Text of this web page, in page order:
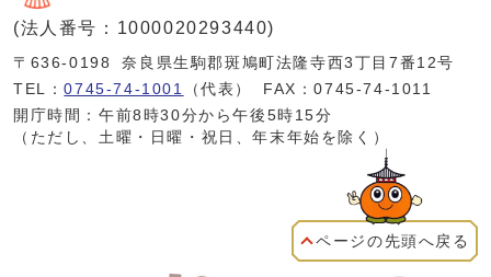
(法人番号：1000020293440)
〒636-0198
奈良県生駒郡斑鳩町法隆寺西3丁目7番12号
TEL：0745-74-1001 （代表）
FAX：0745-74-1011
開庁時間：午前8時30分から午後5時15分
（ただし、土曜・日曜・祝日、年末年始を除く）
ページの先頭へ戻る